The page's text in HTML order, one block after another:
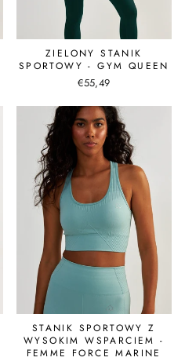
ZIELONY STANIK
SPORTOWY - GYM QUEEN
€55,49
STANIK SPORTOWY Z
WYSOKIM WSPARCIEM -
FEMME FORCE MARINE